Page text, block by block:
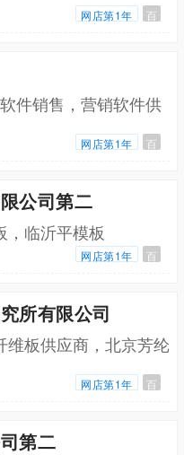
网店第1年 百
件销售，营销软件供
网店第1年 百
公司第二
，临沂平模板
网店第1年 百
所有限公司
板供应商，北京芳纶
网店第1年 百
第二